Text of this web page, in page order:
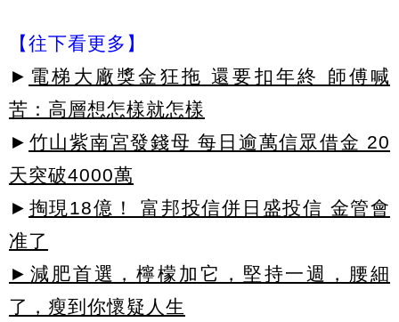
【往下看更多】
► 電梯大廠獎金狂拖 還要扣年終 師傅喊
苦：高層想怎樣就怎樣
► 竹山紫南宮發錢母 每日逾萬信眾借金 20
天突破4000萬
► 掏現18億！ 富邦投信併日盛投信 金管會
准了
►減肥首選，檸檬加它，堅持一週，腰細
了，瘦到你懷疑人生